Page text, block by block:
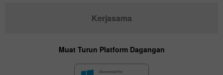
Kerjasama
Muat Turun Platform Dagangan